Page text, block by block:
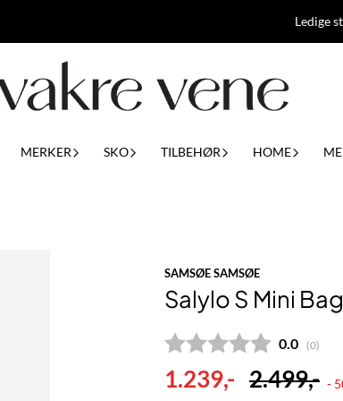
Ledige
MERKER SKO TILBEHØR HOME
SAMSØE SAMSØE
Salylo S Mini
0.0 (0)
1.239,- 2.499,- -